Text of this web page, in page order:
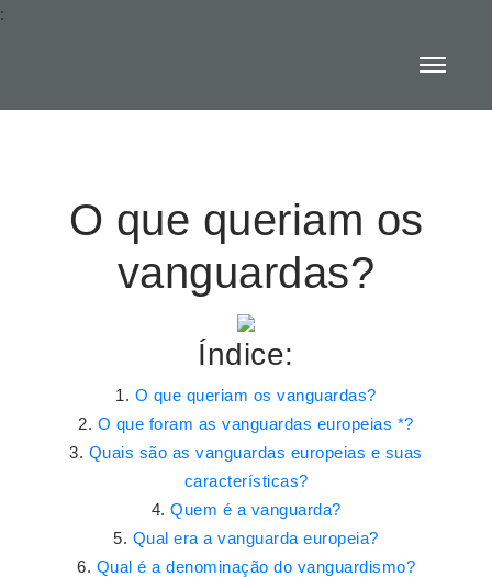
:
O que queriam os
vanguardas?
Índice:
O que queriam os vanguardas?
O que foram as vanguardas europeias *?
Quais são as vanguardas europeias e suas
características?
Quem é a vanguarda?
Qual era a vanguarda europeia?
Qual é a denominação do vanguardismo?